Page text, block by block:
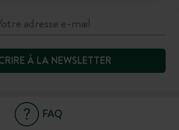
À LA NEWSLETTER
FAQ